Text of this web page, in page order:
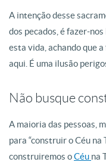
A intenção desse
dos pecados, é fazer-
esta vida, achando que
aqui. É uma ilusão
Não busque
A maioria das pessoas,
para “construir o Céu na
construiremos oCéu na